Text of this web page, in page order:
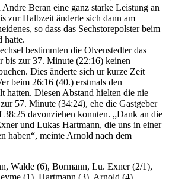
Beran eine ganz starke Leistung an
zur Halbzeit änderte sich dann am
so dass das Sechstorepolster beim
hatte.
bestimmten die Olvenstedter das
bis zur 37. Minute (22:16) keinen
Dies änderte sich ur kurze Zeit
beim 26:16 (40.) erstmals den
hatten. Diesen Abstand hielten die nie
57. Minute (34:24), ehe die Gastgeber
38:25 davonziehen konnten. „Dank an die
und Lukas Hartmann, die uns in einer
haben“, meinte Arnold nach dem
Walde (6), Bormann, Lu. Exner (2/1),